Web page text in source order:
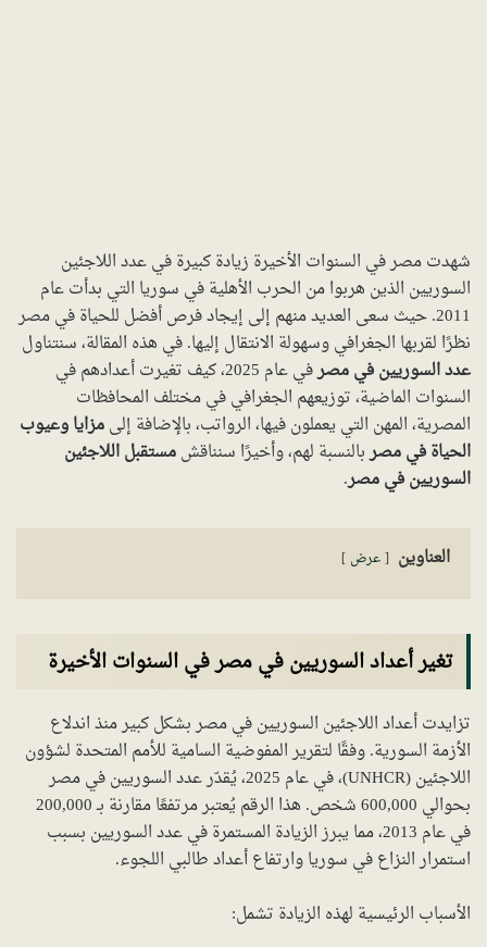
شهدت مصر في السنوات الأخيرة زيادة كبيرة في عدد اللاجئين
السوريين الذين هربوا من الحرب الأهلية في سوريا التي بدأت عام
2011. حيث سعى العديد منهم إلى إيجاد فرص أفضل للحياة في مصر
نظرًا لقربها الجغرافي وسهولة الانتقال إليها. في هذه المقالة، سنتناول
عدد السوريين في مصر
في عام 2025، كيف تغيرت أعدادهم في
السنوات الماضية، توزيعهم الجغرافي في مختلف المحافظات
المصرية، المهن التي يعملون فيها، الرواتب، بالإضافة إلىمزايا وعيوب
الحياة في مصربالنسبة لهم، وأخيرًا سنناقشمستقبل اللاجئين
السوريين في مصر.
العناوين عرض
تغير أعداد السوريين في مصر في السنوات الأخيرة
تزايدت أعداد اللاجئين السوريين في مصر بشكل كبير منذ اندلاع
الأزمة السورية. وفقًا لتقرير المفوضية السامية للأمم المتحدة لشؤون
اللاجئين (UNHCR)، في عام 2025، يُقدّر عدد السوريين في مصر
بحوالي 600,000 شخص. هذا الرقم يُعتبر مرتفعًا مقارنة بـ 200,000
في عام 2013، مما يبرز الزيادة المستمرة في عدد السوريين بسبب
استمرار النزاع في سوريا وارتفاع أعداد طالبي اللجوء.
الأسباب الرئيسية لهذه الزيادة تشمل: